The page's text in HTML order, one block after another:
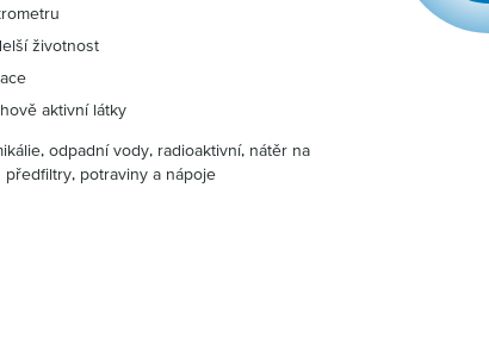
životnost
aktivní látky
odpadní vody, radioaktivní, nátěr na
předfiltry, potraviny a nápoje